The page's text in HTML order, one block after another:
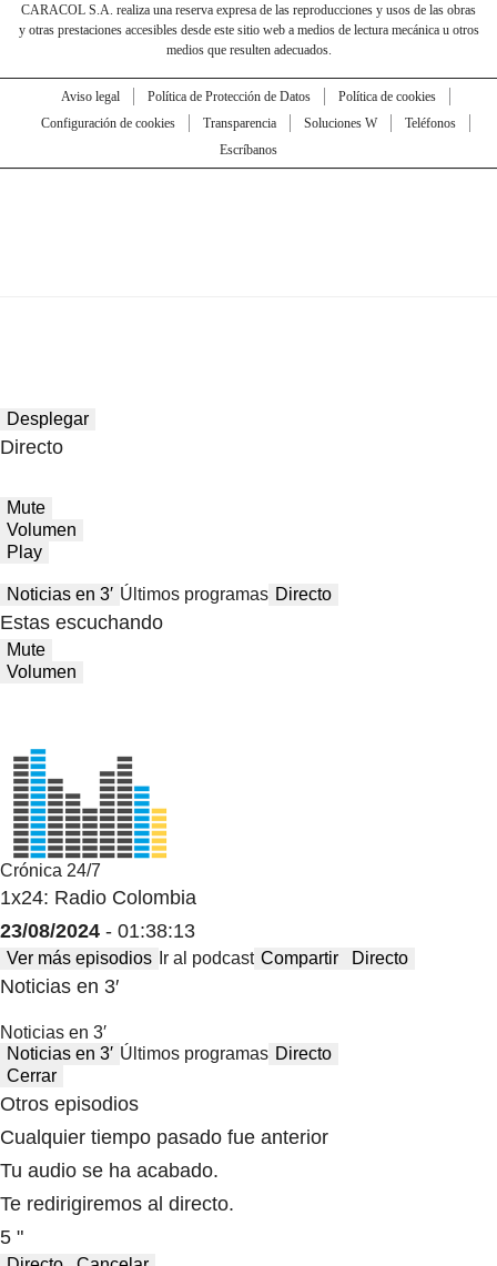
CARACOL S.A. realiza una reserva expresa de las reproducciones y usos de las obras
y otras prestaciones accesibles desde este sitio web a medios de lectura mecánica u otros
medios que resulten adecuados.
Aviso legal Política de Protección de Datos
Política de cookies
Configuración de cookies
Transparencia Soluciones W
Teléfonos
Escríbanos
Desplegar
Directo
Mute
Volumen
Play
Noticias en 3′ Últimos programas Directo
Estas escuchando
Mute
Volumen
Crónica 24/7
1x24: Radio Colombia
23/08/2024 - 01:38:13
Ver más episodios Ir al podcast Compartir Directo
Noticias en 3′
Noticias en 3′
Noticias en 3′ Últimos programas Directo
Cerrar
Otros episodios
Cualquier tiempo pasado fue anterior
Tu audio se ha acabado.
Te redirigiremos al directo.
5 "